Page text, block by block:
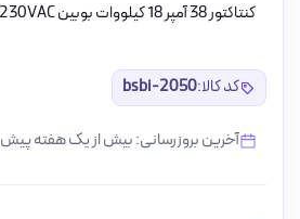
کنتاکتور 38 آمپر 18 کیلووات بوبین 230VAC برند لواتو ایتالیا
کد کالا:bsbi-2050
آخرین بروزرسانی: بیش از یک هفته پیش